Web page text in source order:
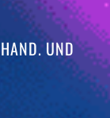
UND